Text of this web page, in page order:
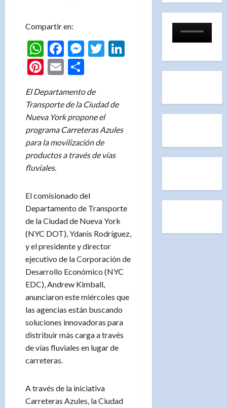
Compartir en:
WhatsApp
Facebook
Messenger
TwitterLinkedIn
Pinterest
Email
El Departamento de
Transporte de la Ciudad de
Nueva York propone el
programa Carreteras Azules
para la movilización de
productos a través de vías
fluviales.
El comisionado del
Departamento de Transporte
de la Ciudad de Nueva York
(NYC DOT), Ydanis Rodríguez,
y el presidente y director
ejecutivo de la Corporación de
Desarrollo Económico (NYC
EDC), Andrew Kimball,
anunciaron este miércoles que
las agencias están buscando
soluciones innovadoras para
distribuir más carga a través
de vías fluviales en lugar de
carreteras.
A través de la iniciativa
Carreteras Azules, la Ciudad